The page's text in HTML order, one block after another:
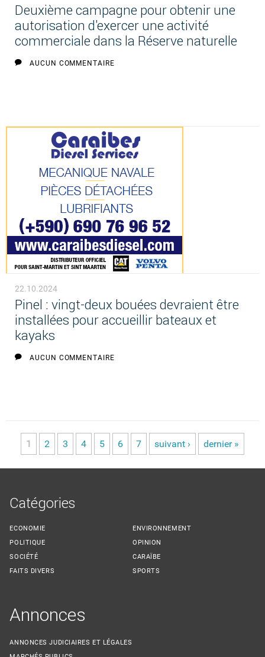
Deuxième campagne pour obtenir une
autorisation d'exercer une activité
commerciale dans la Réserve naturelle
AUCUN COMMENTAIRE
22.10.2024
Pinel : vingt-deux bouées devraient être
installées pour accueillir bateaux et
kayaks
AUCUN COMMENTAIRE
Pages
1 2 3 4 5 6 7 suivant › dernier »
Catégories
ECONOMIE
POLITIQUE
SOCIÉTÉ
FAITS DIVERS
ENVIRONNEMENT
OPINION
CARAÏBE
SPORTS
Annonces
ANNONCES JUDICIAIRES ET LÉGALES